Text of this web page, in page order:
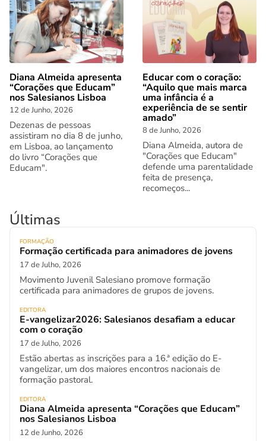
Diana Almeida apresenta
“Corações que Educam”
nos Salesianos Lisboa
12 de Junho, 2026
Dezenas de pessoas
assistiram no dia 8 de junho,
em Lisboa, ao lançamento
do livro “Corações que
Educam".
Educar com o coração:
“Aquilo que mais marca
uma infância é a
experiência de se sentir
amado”
8 de Junho, 2026
Diana Almeida, autora de
"Corações que Educam"
defende uma parentalidade
feita de presença,
recomeços...
Últimas
FORMAÇÃO
Formação certificada para animadores de jovens
17 de Julho, 2026
Movimento Juvenil Salesiano promove formação
certificada para animadores de grupos de jovens.
EDITORA
E-vangelizar2026: Salesianos desafiam a educar
com o coração
17 de Julho, 2026
Estão abertas as inscrições para a 16.ª edição do E-
vangelizar, um dos maiores encontros nacionais de
formação pastoral.
EDITORA
Diana Almeida apresenta “Corações que Educam”
nos Salesianos Lisboa
12 de Junho, 2026